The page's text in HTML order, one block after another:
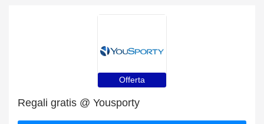
Offerta
Regali gratis @ Yousporty